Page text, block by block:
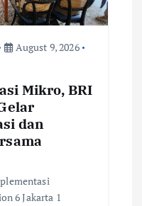
August 9, 2026
Mikro, BRI
dan
6 Jakarta 1